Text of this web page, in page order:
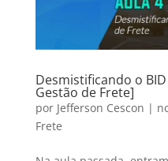
Desmistificando o BID
Gestão de Frete]
por Jefferson Cescon |
Frete